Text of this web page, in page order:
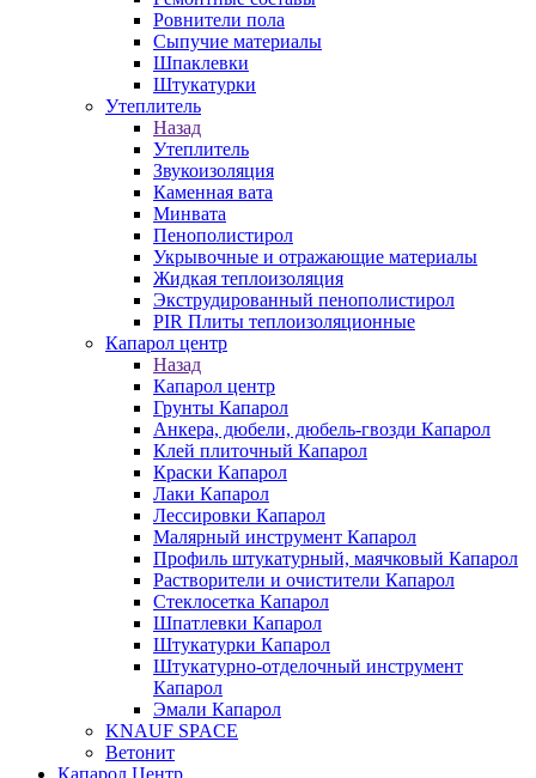
Ровнители пола
Сыпучие материалы
Шпаклевки
Штукатурки
Утеплитель
Назад
Утеплитель
Звукоизоляция
Каменная вата
Минвата
Пенополистирол
Укрывочные и отражающие материалы
Жидкая теплоизоляция
Экструдированный пенополистирол
PIR Плиты теплоизоляционные
Капарол центр
Назад
Капарол центр
Грунты Капарол
Анкера, дюбели, дюбель-гвозди Капарол
Клей плиточный Капарол
Краски Капарол
Лаки Капарол
Лессировки Капарол
Малярный инструмент Капарол
Профиль штукатурный, маячковый Капарол
Растворители и очистители Капарол
Cтеклосетка Капарол
Шпатлевки Капарол
Штукатурки Капарол
Штукатурно-отделочный инструмент
Капарол
Эмали Капарол
KNAUF SPACE
Ветонит
Капарол Центр